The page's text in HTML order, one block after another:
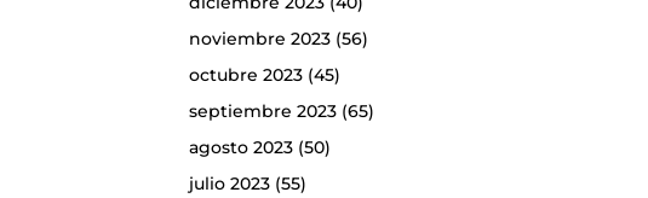
noviembre 2023(56)
octubre 2023(45)
septiembre 2023(65)
agosto 2023(50)
julio 2023(55)